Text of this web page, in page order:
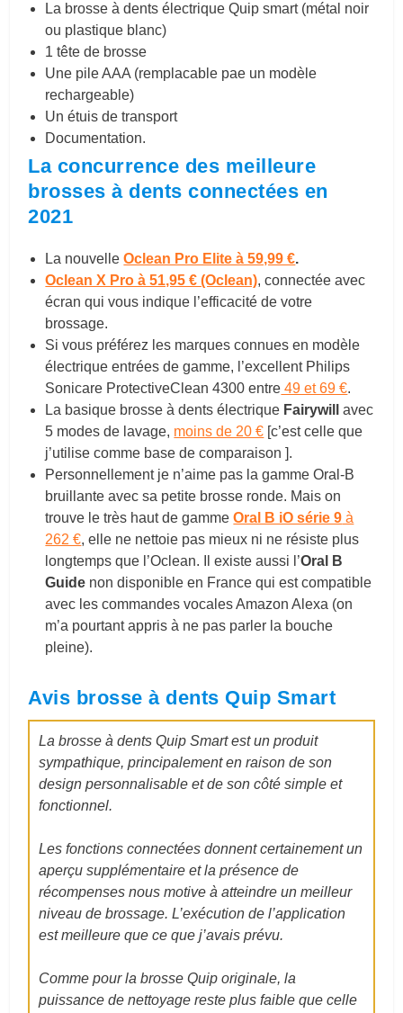
La brosse à dents électrique Quip smart (métal noir
ou plastique blanc)
1 tête de brosse
Une pile AAA (remplacable pae un modèle
rechargeable)
Un étuis de transport
Documentation.
La concurrence des meilleure
brosses à dents connectées en
2021
La nouvelle Oclean Pro Elite à 59,99 €.
Oclean X Pro à 51,95 € (Oclean), connectée avec
écran qui vous indique l’efficacité de votre
brossage.
Si vous préférez les marques connues en modèle
électrique entrées de gamme, l’excellent Philips
Sonicare ProtectiveClean 4300 entre 49 et 69 €.
La basique brosse à dents électrique Fairywill
avec
5 modes de lavage, moins de 20 € [c’est celle que
j’utilise comme base de comparaison ].
Personnellement je n’aime pas la gamme Oral-B
bruillante avec sa petite brosse ronde. Mais on
trouve le très haut de gammeOral B iO série 9 à
262 €, elle ne nettoie pas mieux ni ne résiste plus
longtemps que l’Oclean. Il existe aussi l’Oral B
Guide non disponible en France qui est compatible
avec les commandes vocales Amazon Alexa (on
m’a pourtant appris à ne pas parler la bouche
pleine).
Avis brosse à dents Quip Smart
La brosse à dents Quip Smart est un produit
sympathique, principalement en raison de son
design personnalisable et de son côté simple et
fonctionnel.
Les fonctions connectées donnent certainement un
aperçu supplémentaire et la présence de
récompenses nous motive à atteindre un meilleur
niveau de brossage. L’exécution de l’application
est meilleure que ce que j’avais prévu.
Comme pour la brosse Quip originale, la
puissance de nettoyage reste plus faible que celle